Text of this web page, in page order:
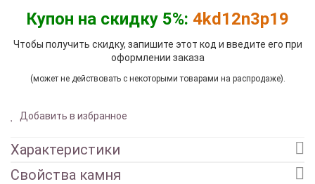
Купон на скидку 5%: 4kd12n3p19
Чтобы получить скидку, запишите этот код и введите его при
оформлении заказа
(может не действовать с некоторыми товарами на распродаже).
Добавить в избранное
Характеристики
Свойства камня